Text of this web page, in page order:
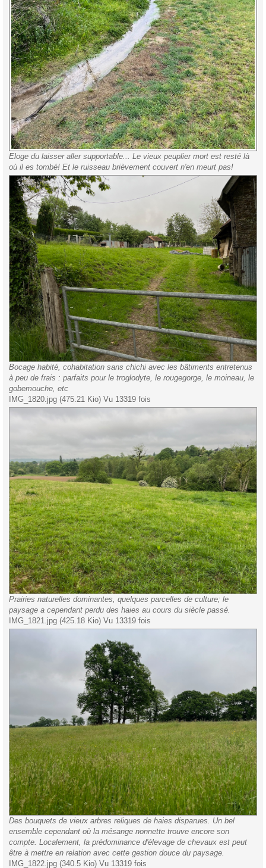
Eloge du laisser aller supportable... Le vieux peuplier mort est resté là
où il es tombé! Et le ruisseau brièvement couvert n'en meurt pas!
Bocage habité, cohabitation sans chichi avec les bâtiments entretenus
à peu de frais : parfaits pour le troglodyte, le rougegorge, le moineau, le
gobemouche, etc
IMG_1820.jpg (475.21 Kio) Vu 13319 fois
Prairies naturelles dominantes, quelques parcelles de culture; le
paysage a cependant perdu des haies au cours du siècle passé.
IMG_1821.jpg (425.18 Kio) Vu 13319 fois
Des bouquets de vieux arbres reliques de haies disparues. Un bel
ensemble cependant où la mésange nonnette trouve encore son
compte. Localement, la prédominance d'élevage de chevaux est peut
être à mettre en relation avec cette gestion douce du paysage.
IMG_1822.jpg (340.5 Kio) Vu 13319 fois